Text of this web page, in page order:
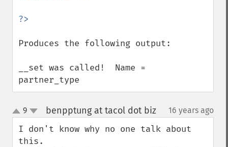
Produces the following output:
__set was called!  Name =
partner_type
up
down
9 benpptung at tacol dot biz¶ 16 years ago
I don't know why no one talk about
this.